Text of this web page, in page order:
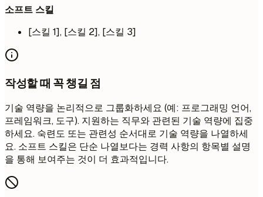
소프트 스킬
[스킬 1], [스킬 2], [스킬 3]
작성할 때 꼭 챙길 점
기술 역량을 논리적으로 그룹화하세요 (예: 프로그래밍 언어,
프레임워크, 도구). 지원하는 직무와 관련된 기술 역량에 집중
하세요. 숙련도 또는 관련성 순서대로 기술 역량을 나열하세
요. 소프트 스킬은 단순 나열보다는 경력 사항의 항목별 설명
을 통해 보여주는 것이 더 효과적입니다.